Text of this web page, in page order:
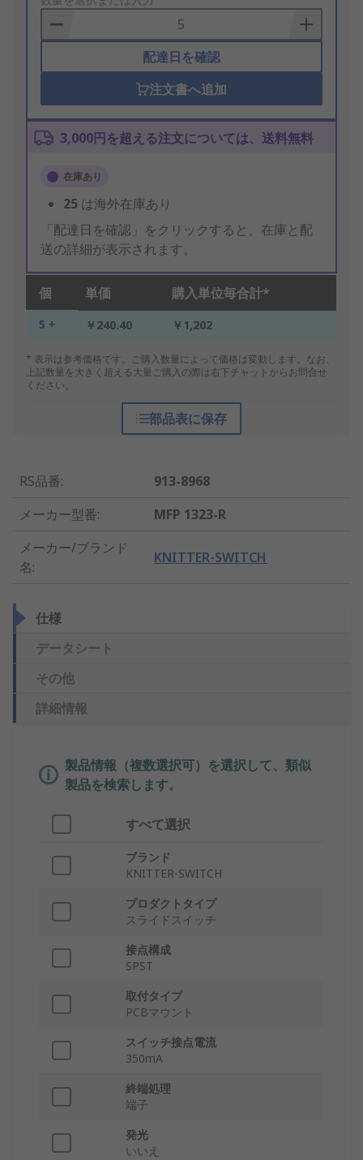
Basket
配達日を確認
注文書へ追加
3,000円を超える注文については、送料無料
在庫あり
25 は海外在庫あり
「配達日を確認」をクリックすると、在庫と配
送の詳細が表示されます。
個 単価 購入単位毎合計*
5 + ￥240.40 ￥1,202
* 表示は参考価格です。ご購入数量によって価格は変動します。なお、
上記数量を大きく超える大量ご購入の際は右下チャットからお問合せ
ください。
部品表に保存
RS品番:
913-8968
メーカー型番:
MFP 1323-R
メーカー/ブランド
名:
KNITTER-SWITCH
仕様
データシート
その他
詳細情報
製品情報（複数選択可）を選択して、類似
製品を検索します。
すべて選択
ブランド
KNITTER-SWITCH
プロダクトタイプ
スライドスイッチ
接点構成
SPST
取付タイプ
PCBマウント
スイッチ接点電流
350mA
終端処理
端子
発光
いいえ